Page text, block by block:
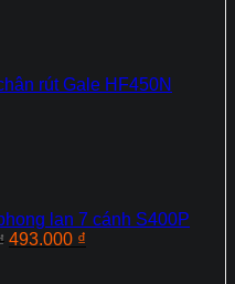
rút Gale HF450N
lan 7 cánh S400P
Giá
493.000 ₫